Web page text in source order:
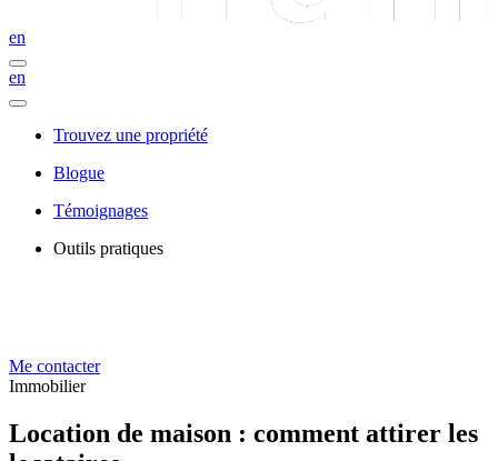
en
en
Trouvez une propriété
Blogue
Témoignages
Outils pratiques
Me contacter
Immobilier
Location de maison : comment attirer les